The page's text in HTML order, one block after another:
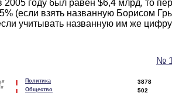
2005 году был равен $6,4 млрд, то
(если взять названную Борисом
учитывать названную им же
№
Политика 3878
Общество 502